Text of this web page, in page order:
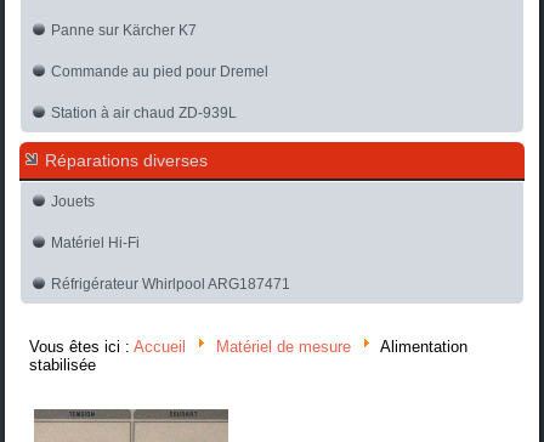
Panne sur Kärcher K7
Commande au pied pour Dremel
Station à air chaud ZD-939L
Réparations diverses
Jouets
Matériel Hi-Fi
Réfrigérateur Whirlpool ARG187471
Vous êtes ici :Accueil Matériel de mesure
Alimentation
stabilisée